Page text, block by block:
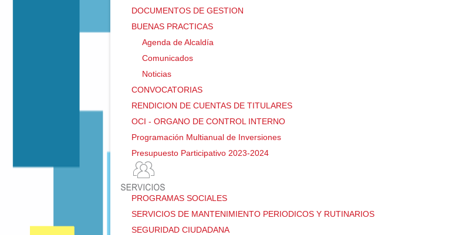
DOCUMENTOS DE GESTION
BUENAS PRACTICAS
Agenda de Alcaldía
Comunicados
Noticias
CONVOCATORIAS
RENDICION DE CUENTAS DE TITULARES
OCI - ORGANO DE CONTROL INTERNO
Programación Multianual de Inversiones
Presupuesto Participativo 2023-2024
PROGRAMAS SOCIALES
SERVICIOS DE MANTENIMIENTO PERIODICOS Y RUTINARIOS
SEGURIDAD CIUDADANA